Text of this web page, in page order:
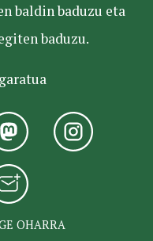
baldin baduzu eta
baduzu.
OHARRA